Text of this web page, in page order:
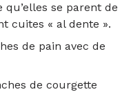
qu’elles se parent de
cuites « al dente ».
de pain avec de
de courgette